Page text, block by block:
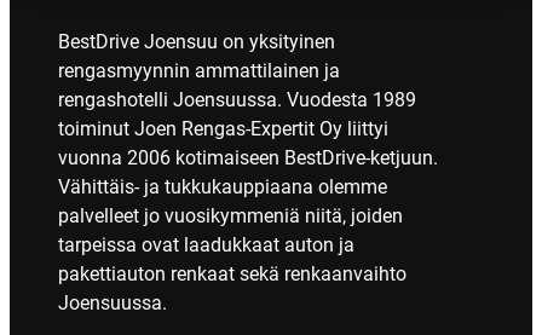
BestDrive Joensuu on yksityinen
rengasmyynnin ammattilainen ja
rengashotelli Joensuussa. Vuodesta 1989
toiminut Joen Rengas-Expertit Oy liittyi
vuonna 2006 kotimaiseen BestDrive-ketjuun.
Vähittäis- ja tukkukauppiaana olemme
palvelleet jo vuosikymmeniä niitä, joiden
tarpeissa ovat laadukkaat auton ja
pakettiauton renkaat sekä renkaanvaihto
Joensuussa.